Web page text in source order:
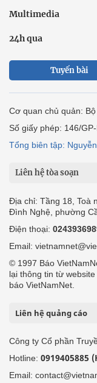
Multimedia
24h qua
Tuyến bài
Cơ quan chủ quản:
Số giấy phép: 146/
Tổng biên tập:
Liên hệ tòa soạn
Địa chỉ: Tầng 18, Toà
Đình Nghệ, phường
Điện thoại:
Email:
© 1997 Báo
lại thông tin từ
báo VietNamNet.
Liên hệ quảng cáo
Công ty Cổ phần
Hotline: 0919405885
Email: